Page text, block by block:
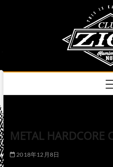
METAL HARDCORE
2018年12月8日